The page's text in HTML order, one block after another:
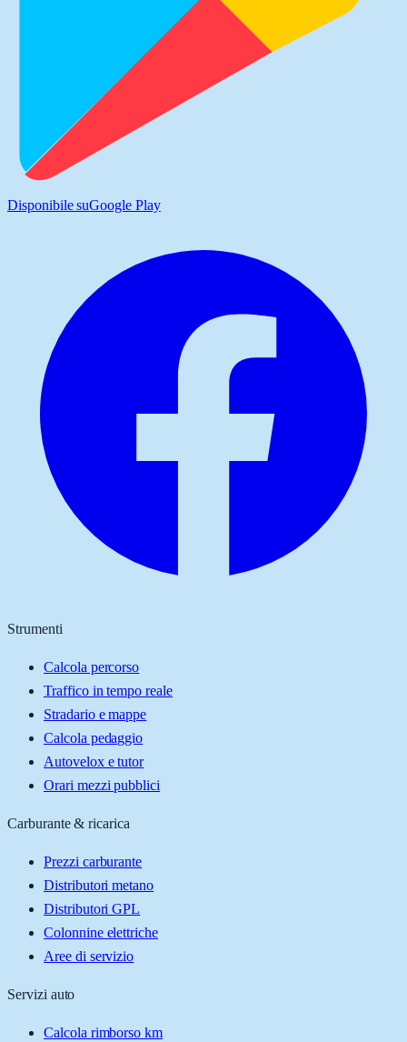
Disponibile suGoogle Play
Strumenti
Calcola percorso
Traffico in tempo reale
Stradario e mappe
Calcola pedaggio
Autovelox e tutor
Orari mezzi pubblici
Carburante & ricarica
Prezzi carburante
Distributori metano
Distributori GPL
Colonnine elettriche
Aree di servizio
Servizi auto
Calcola rimborso km